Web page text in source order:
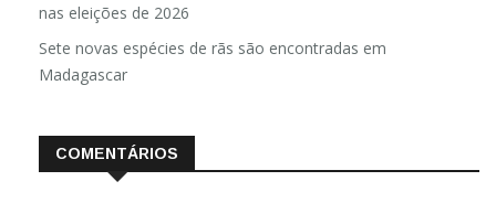
nas eleições de 2026
Sete novas espécies de rãs são encontradas em
Madagascar
COMENTÁRIOS